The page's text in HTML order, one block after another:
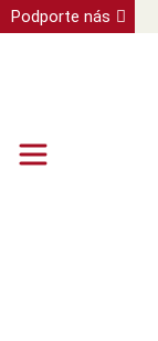
Podporte nás